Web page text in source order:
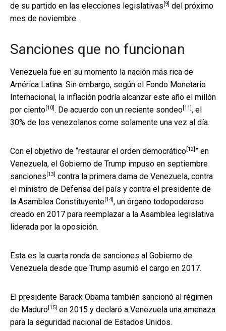
de su partido en las elecciones legislativas [9] del próximo
mes de noviembre.
Sanciones que no funcionan
Venezuela fue en su momento la nación más rica de
América Latina. Sin embargo, según el Fondo Monetario
Internacional, la inflación podría alcanzar este año el millón
por ciento [10] . De acuerdo con un reciente sondeo [11] , el
30% de los venezolanos come solamente una vez al día.
Con el objetivo de “restaurar el orden democrático [12] ” en
Venezuela, el Gobierno de Trump impuso en septiembre
sanciones [13]
contra la primera dama de Venezuela, contra
el ministro de Defensa del país y contra el presidente de
la Asamblea Constituyente [14] , un órgano todopoderoso
creado en 2017 para reemplazar a la Asamblea legislativa
liderada por la oposición.
Esta es la cuarta ronda de sanciones al Gobierno de
Venezuela desde que Trump asumió el cargo en 2017.
El presidente Barack Obama también sancionó al régimen
de Maduro [15] en 2015 y declaró a Venezuela una amenaza
para la seguridad nacional de Estados Unidos.